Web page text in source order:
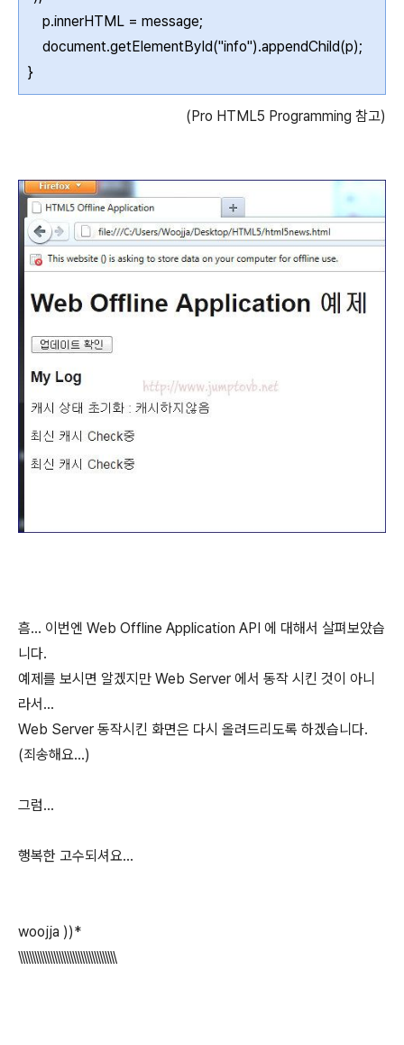
p.innerHTML = message;
document.getElementById("info").appendChild(p);
}
(Pro HTML5 Programming 참고)
흠... 이번엔 Web Offline Application API 에 대해서 살펴보았습
니다.
예제를 보시면 알겠지만 Web Server 에서 동작 시킨 것이 아니
라서...
Web Server 동작시킨 화면은 다시 올려드리도록 하겠습니다.
(죄송해요...)
그럼...
행복한 고수되셔요...
woojja ))*
\\\\\\\\\\\\\\\\\\\\\\\\\\\\\\\\\\\\